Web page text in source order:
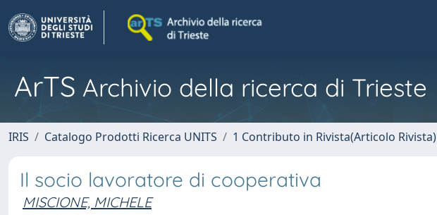
ArTS Archivio della ricerca di Trieste
IRIS Catalogo Prodotti Ricerca UNITS 1 Contributo in Rivista(Articolo Rivista)
Il socio lavoratore di cooperativa
MISCIONE, MICHELE